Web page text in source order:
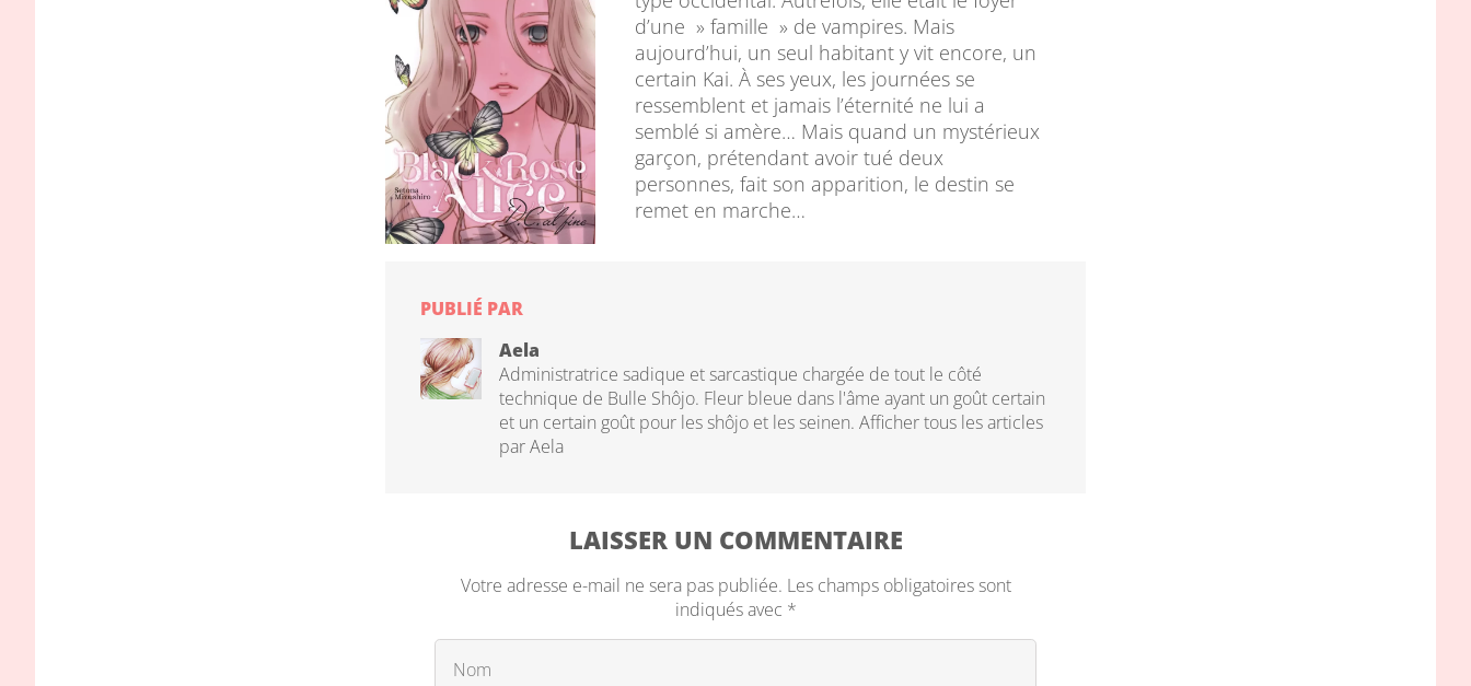
d’une » famille » de vampires. Mais
aujourd’hui, un seul habitant y vit encore, un
certain Kai. À ses yeux, les journées se
ressemblent et jamais l’éternité ne lui a
semblé si amère… Mais quand un mystérieux
garçon, prétendant avoir tué deux
personnes, fait son apparition, le destin se
remet en marche…
PUBLIÉ PAR
Aela
Administratrice sadique et sarcastique chargée de tout le côté
technique de Bulle Shôjo. Fleur bleue dans l'âme ayant un goût certain
et un certain goût pour les shôjo et les seinen. Afficher tous les articles
par Aela
LAISSER UN COMMENTAIRE
Votre adresse e-mail ne sera pas publiée. Les champs obligatoires sont
indiqués avec *